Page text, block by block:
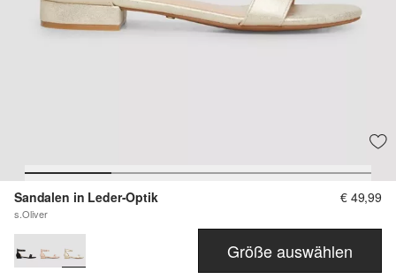
Sandalen in Leder-Optik
s.Oliver
€ 49,99
Größe auswählen